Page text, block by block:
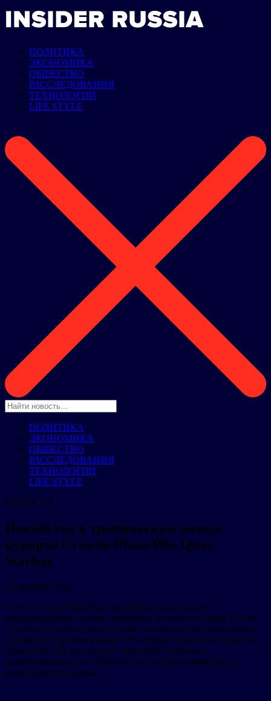
ПОЛИТИКА
ЭКОНОМИКА
ОБЩЕСТВО
РАССЛЕДОВАНИЯ
ТЕХНОЛОГИИ
LIFE STYLE
ПОЛИТИКА
ЭКОНОМИКА
ОБЩЕСТВО
РАССЛЕДОВАНИЯ
ТЕХНОЛОГИИ
LIFE STYLE
НОВОСТИ
Новый год в тропическом оазисе
курорта Crowne Plaza Phu Quoc
Starbay
23 декабря 2024
Отель Crowne Plaza Phu Quoc Starbay приглашает
международных путешественников встретить Новый год на
золотых песках острова Фукуок, названного вторым самым
красивым островом в мире. Этот курорт, расположенный на
пляже Бай Дай, предлагает чарующее сочетание
захватывающих дух пейзажей, роскошного комфорта и
радостных праздников.